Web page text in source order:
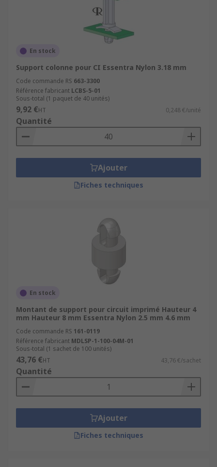
En stock
Support colonne pour CI Essentra Nylon 3.18 mm
Code commande RS 663-3300
Référence fabricant LCBS-5-01
Sous-total (1 paquet de 40 unités)
9,92 €HT 0,248 €/unité
Quantité
Ajouter
Fiches techniques
En stock
Montant de support pour circuit imprimé Hauteur 4
mm Hauteur 8 mm Essentra Nylon 2.5 mm 4.6 mm
Code commande RS 161-0119
Référence fabricant MDLSP-1-100-04M-01
Sous-total (1 sachet de 100 unités)
43,76 €HT 43,76 €/sachet
Quantité
Ajouter
Fiches techniques